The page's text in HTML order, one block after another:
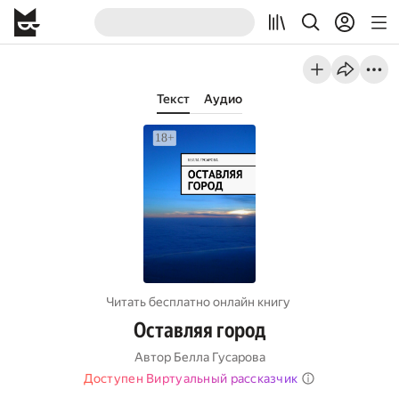
Текст Аудио
Читать бесплатно онлайн книгу
Оставляя город
Автор Белла Гусарова
Доступен Виртуальный рассказчик